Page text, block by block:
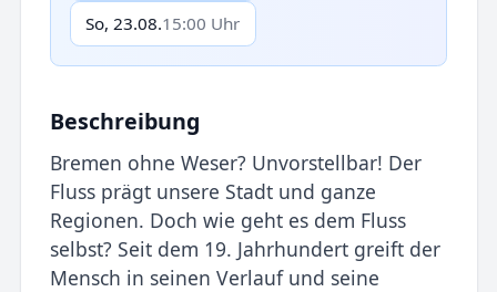
So, 23.08.15:00 Uhr
Beschreibung
Bremen ohne Weser? Unvorstellbar! Der
Fluss prägt unsere Stadt und ganze
Regionen. Doch wie geht es dem Fluss
selbst? Seit dem 19. Jahrhundert greift der
Mensch in seinen Verlauf und seine